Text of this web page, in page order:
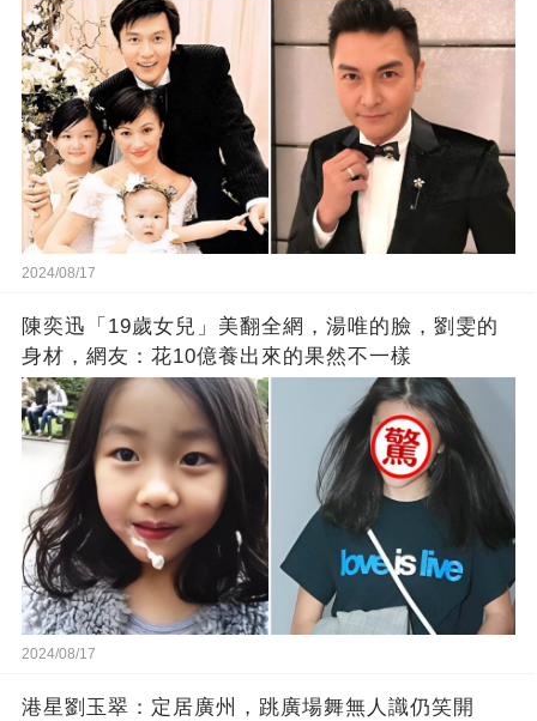
2024/08/17
陳奕迅「19歲女兒」美翻全網，湯唯的臉，劉雯的
身材，網友：花10億養出來的果然不一樣
2024/08/17
港星劉玉翠：定居廣州，跳廣場舞無人識仍笑開